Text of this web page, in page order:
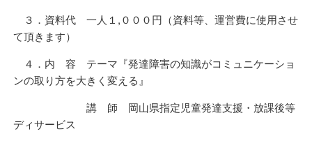
３．資料代 一人１,０００円（資料等、運営費に使用させ
て頂きます）
４．内 容 テーマ『発達障害の知識がコミュニケーショ
ンの取り方を大きく変える』
講 師 岡山県指定児童発達支援・放課後等
ディサービス